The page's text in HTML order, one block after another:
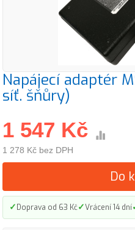
Napájecí adaptér
síť. šňůry)
1 547 Kč
1 278 Kč bez DPH
Do
✓Doprava od 63 Kč✓Vrácení 14 dní